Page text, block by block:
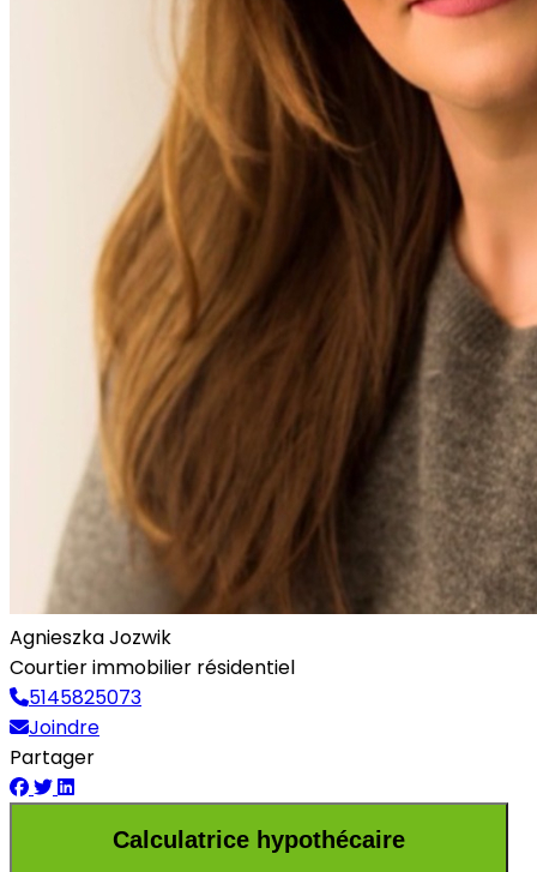
Agnieszka Jozwik
Courtier immobilier résidentiel
5145825073
Joindre
Partager
Calculatrice hypothécaire